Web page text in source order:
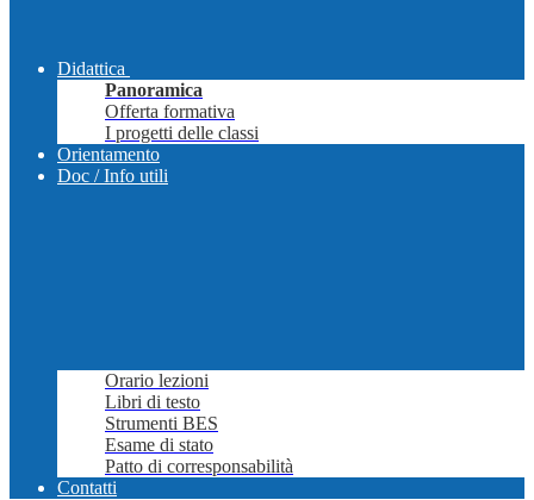
Didattica
Panoramica
Offerta formativa
I progetti delle classi
Orientamento
Doc / Info utili
Orario lezioni
Libri di testo
Strumenti BES
Esame di stato
Patto di corresponsabilità
Contatti